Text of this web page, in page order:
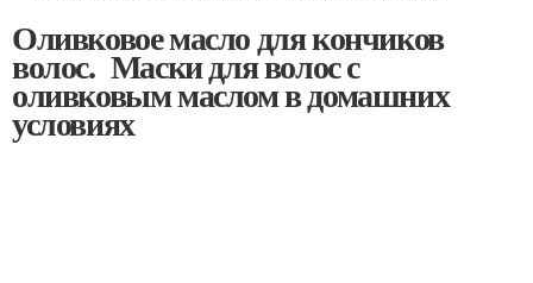
Оливковое масло для кончиков
волос. Маски для волос с
оливковым маслом в домашних
условиях